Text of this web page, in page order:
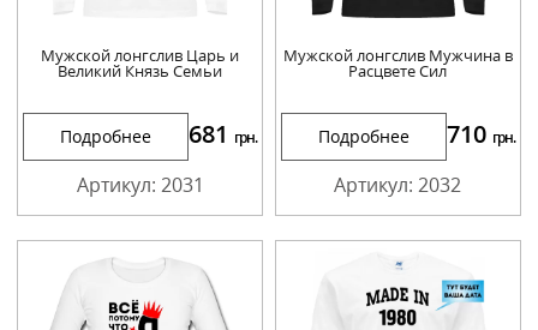
Мужской лонгслив Царь и
Великий Князь Семьи
Подробнее 681 грн.
Артикул: 2031
Мужской лонгслив Мужчина в
Расцвете Сил
Подробнее 710 грн.
Артикул: 2032